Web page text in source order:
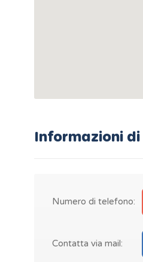
Informazioni
Numero di telefono:
Contatta via mail: